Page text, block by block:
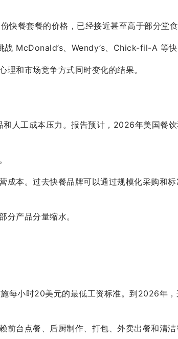
餐套餐的价格，已经接近甚至高于部分堂食
McDonald’s、Wendy’s、Chick-fil-A 等快
和市场竞争方式同时变化的结果。
人工成本压力。报告预计，2026年美国餐
本。过去快餐品牌可以通过规模化采购和
分产品分量缩水。
每小时20美元的最低工资标准。到2026年
前台点餐、后厨制作、打包、外卖出餐和清